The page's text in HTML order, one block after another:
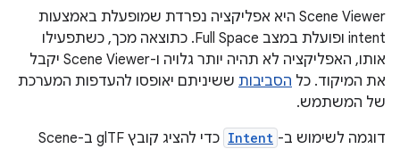
‫Scene Viewer היא אפליקציה נפרדת שמופעלת באמצעות
intent ופועלת במצב Full Space. כתוצאה מכך, כשתפעילו
אותו, האפליקציה לא תהיה יותר גלויה ו-Scene Viewer יקבל
את המיקוד. כל הסביבות ששיניתם יאופסו להעדפות המערכת
של המשתמש.
דוגמה לשימוש ב- Intent כדי להציג קובץ glTF ב-Scene